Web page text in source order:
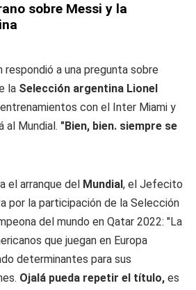
sobre Messi y la
respondió a una pregunta sobre
la Selección argentina Lionel
con el Inter Miami y
al Mundial. "Bien, bien. siempre se
el arranque del Mundial, el Jefecito
por la participación de la Selección
del mundo en Qatar 2022: "La
que juegan en Europa
determinantes para sus
Ojalá pueda repetir el título, es